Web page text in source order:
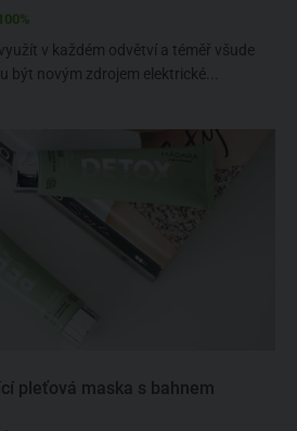
v každém odvětví a téměř všude
být novým zdrojem elektrické...
pleťová maska s bahnem